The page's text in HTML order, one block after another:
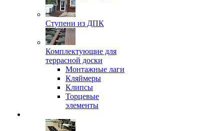
Ступени из ДПК
Комплектующие для
террасной доски
Монтажные лаги
Кляймеры
Клипсы
Торцевые
элементы